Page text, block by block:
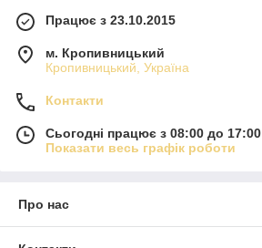
Працює з 23.10.2015
м. Кропивницький
Кропивницький, Україна
Контакти
Сьогодні працює з 08:00 до 17:00
Показати весь графік роботи
Про нас